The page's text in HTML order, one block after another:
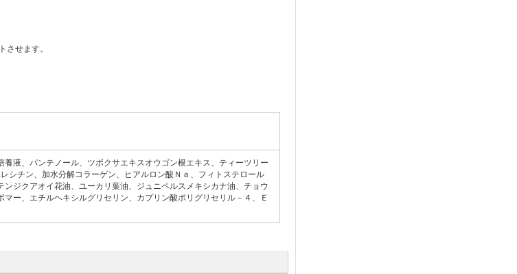
させます。
液、パンテノール、ツボクサエキスオウゴン根エキス、ティーツリー
シチン、加水分解コラーゲン、ヒアルロン酸Ｎａ、フィトステロール
ジクアオイ花油、ユーカリ葉油、ジュニペルスメキシカナ油、チョウ
ー、エチルヘキシルグリセリン、カプリン酸ポリグリセリル－４、Ｅ